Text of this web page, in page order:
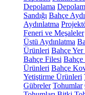
Depolama
Sandığı Bahçe
Aydınlatma
Feneri ve Meşaleler
Üstü Aydınlatma
Ürünleri Bahçe
Bahçe Filesi Bahçe
Ürünleri Bahçe
Yetiştirme Ürünleri
Gübreler Tohumlar